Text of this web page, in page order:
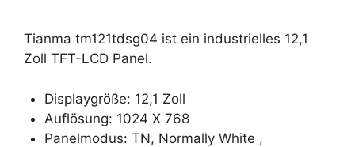
Tianma tm121tdsg04 ist ein industrielles 12,1
Zoll TFT-LCD Panel.
Displaygröße: 12,1 Zoll
Auflösung: 1024 X 768
Panelmodus: TN, Normally White ,